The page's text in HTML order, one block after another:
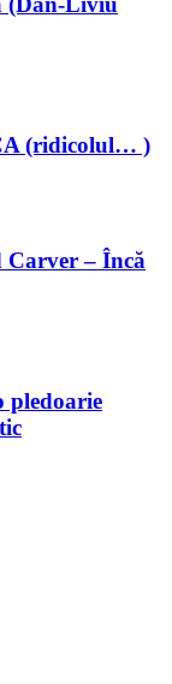
(ridicolul… )
– Încă
pledoarie